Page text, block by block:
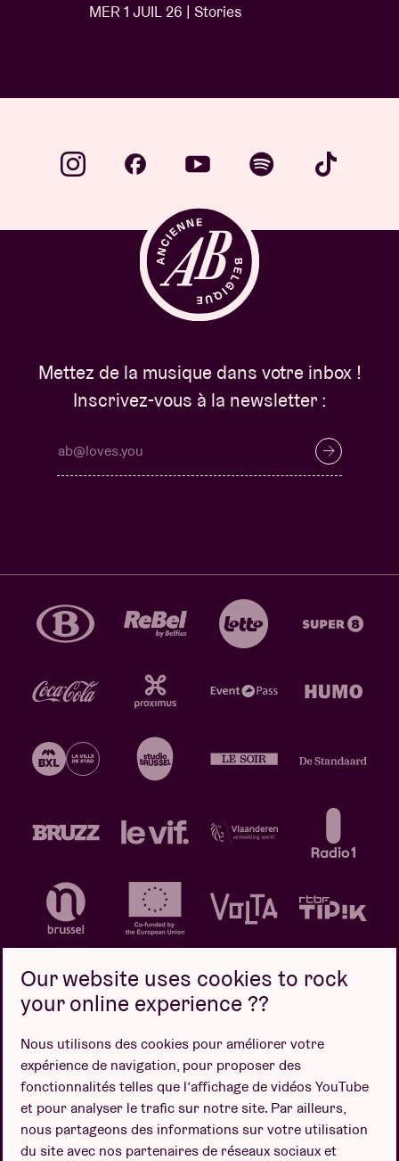
MER 1 JUIL 26 | Stories
Mettez de la musique dans votre inbox !
Inscrivez-vous à la newsletter :
Politique de confidentialité
Politique de cookies
Conditions de vente
Design par
Our website uses cookies to rock
your online experience ??
Nous utilisons des cookies pour améliorer votre
expérience de navigation, pour proposer des
fonctionnalités telles que l’affichage de vidéos YouTube
et pour analyser le trafic sur notre site. Par ailleurs,
nous partageons des informations sur votre utilisation
du site avec nos partenaires de réseaux sociaux et